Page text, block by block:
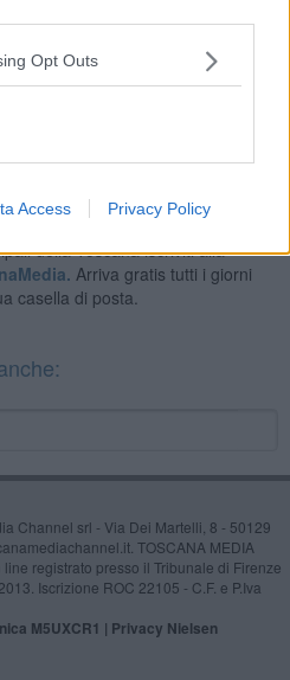
Opt Outs
Access Privacy Policy
della Toscana iscriviti alla
Arriva gratis tutti i giorni
casella di posta.
Channel srl - Via Dei Martelli, 8 - 50129
TOSCANA MEDIA
registrato presso il Tribunale di Firenze
Iscrizione ROC 22105 - C.F. e P.Iva
M5UXCR1 | Privacy Nielsen